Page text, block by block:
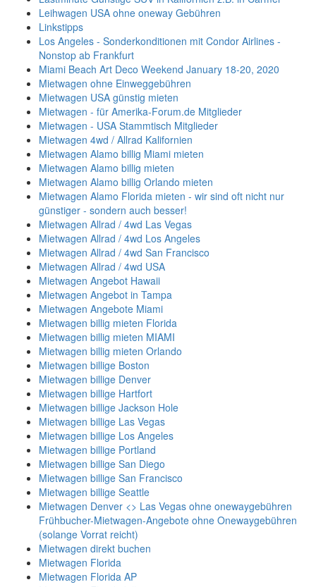
Leihwagen USA ohne oneway Gebühren
Linkstipps
Los Angeles - Sonderkonditionen mit Condor Airlines -
Nonstop ab Frankfurt
Miami Beach Art Deco Weekend January 18-20, 2020
Mietwagen ohne Einweggebühren
Mietwagen USA günstig mieten
Mietwagen - für Amerika-Forum.de Mitglieder
Mietwagen - USA Stammtisch Mitglieder
Mietwagen 4wd / Allrad Kalifornien
Mietwagen Alamo billig Miami mieten
Mietwagen Alamo billig mieten
Mietwagen Alamo billig Orlando mieten
Mietwagen Alamo Florida mieten - wir sind oft nicht nur
günstiger - sondern auch besser!
Mietwagen Allrad / 4wd Las Vegas
Mietwagen Allrad / 4wd Los Angeles
Mietwagen Allrad / 4wd San Francisco
Mietwagen Allrad / 4wd USA
Mietwagen Angebot Hawaii
Mietwagen Angebot in Tampa
Mietwagen Angebote Miami
Mietwagen billig mieten Florida
Mietwagen billig mieten MIAMI
Mietwagen billig mieten Orlando
Mietwagen billige Boston
Mietwagen billige Denver
Mietwagen billige Hartfort
Mietwagen billige Jackson Hole
Mietwagen billige Las Vegas
Mietwagen billige Los Angeles
Mietwagen billige Portland
Mietwagen billige San Diego
Mietwagen billige San Francisco
Mietwagen billige Seattle
Mietwagen Denver <> Las Vegas ohne onewaygebühren
Frühbucher-Mietwagen-Angebote ohne Onewaygebühren
(solange Vorrat reicht)
Mietwagen direkt buchen
Mietwagen Florida
Mietwagen Florida AP